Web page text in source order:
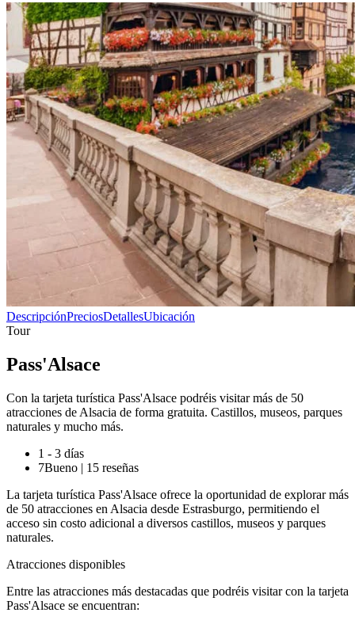
DescripciónPreciosDetallesUbicación
Tour
Pass'Alsace
Con la tarjeta turística Pass'Alsace podréis visitar más de 50
atracciones de Alsacia de forma gratuita. Castillos, museos, parques
naturales y mucho más.
1 - 3 días
7Bueno | 15 reseñas
La tarjeta turística Pass'Alsace ofrece la oportunidad de explorar más
de 50 atracciones en Alsacia desde Estrasburgo, permitiendo el
acceso sin costo adicional a diversos castillos, museos y parques
naturales.
Atracciones disponibles
Entre las atracciones más destacadas que podréis visitar con la tarjeta
Pass'Alsace se encuentran: